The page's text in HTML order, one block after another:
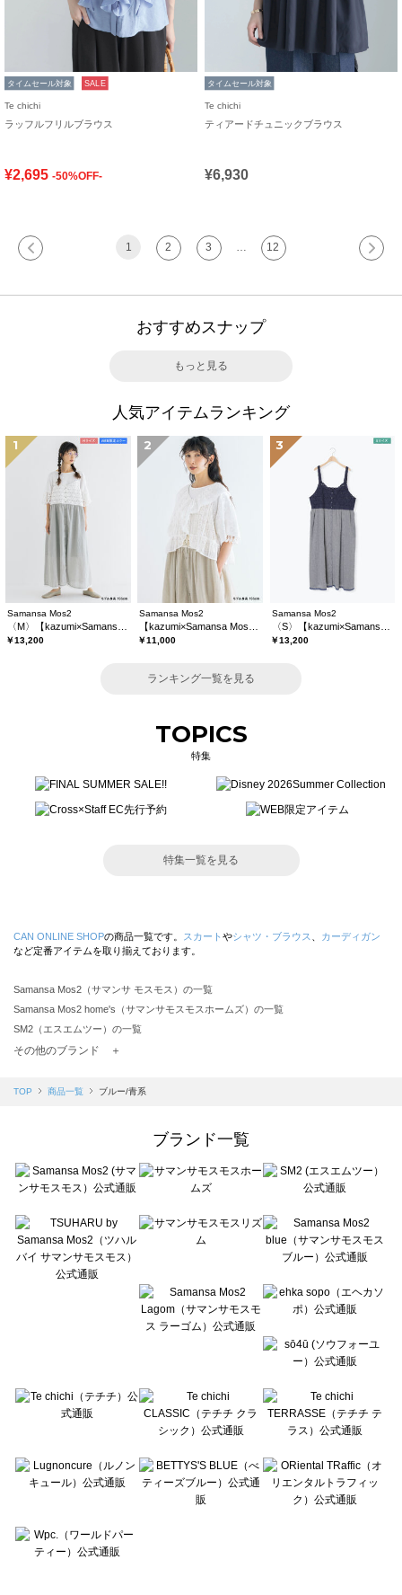
タイムセール対象 SALE
Te chichi
ラッフルフリルブラウス
¥2,695 -50%OFF-
タイムセール対象
Te chichi
ティアードチュニックブラウス
¥6,930
1 2 3 12
おすすめスナップ
もっと見る
人気アイテムランキング
1
Samansa Mos2
￥13,200
2
Samansa Mos2
￥11,000
3
Samansa Mos2
￥13,200
ランキング一覧を見る
TOPICS
特集
特集一覧を見る
CAN ONLINE SHOPの商品一覧です。 スカート やシャツ・ブラウス
カーディガン
など定番アイテムを取り揃えております。
Samansa Mos2（サマンサ モスモス）の一覧
Samansa Mos2 home's（サマンサモスモスホームズ）の一覧
SM2（エスエムツー）の一覧
TSUHARU by Samansa Mos2（ツハルバイサマンサモスモス）の一覧
Samansa Mos2 blue（サマンサモスモス ブルー）の一覧
Te chichi（テチチ）の一覧
Te chichi CLASSIC（テチチ クラシック）の一覧
Lugnoncure（ルノンキュール）の一覧
BETTY'S BLUE（べティーズブルー）の一覧
Wpc.（ワールドパーティー）の一覧
その他のブランド ＋
TOP 商品一覧 ブルー/青系
ブランド一覧